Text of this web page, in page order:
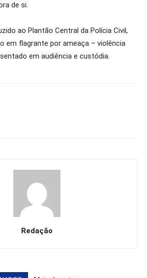
de si.
ao Plantão Central da Polícia Civil,
em flagrante por ameaça – violência
em audiência e custódia.
Redação